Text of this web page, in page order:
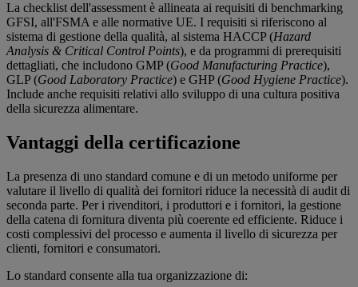
La checklist dell'assessment è allineata ai requisiti di benchmarking
GFSI, all'FSMA e alle normative UE. I requisiti si riferiscono al
sistema di gestione della qualità, al sistema HACCP (Hazard
Analysis & Critical Control Points), e da programmi di prerequisiti
dettagliati, che includono GMP (Good Manufacturing Practice),
GLP (Good Laboratory Practice) e GHP (Good Hygiene Practice).
Include anche requisiti relativi allo sviluppo di una cultura positiva
della sicurezza alimentare.
Vantaggi della certificazione
La presenza di uno standard comune e di un metodo uniforme per
valutare il livello di qualità dei fornitori riduce la necessità di audit di
seconda parte. Per i rivenditori, i produttori e i fornitori, la gestione
della catena di fornitura diventa più coerente ed efficiente. Riduce i
costi complessivi del processo e aumenta il livello di sicurezza per
clienti, fornitori e consumatori.
Lo standard consente alla tua organizzazione di: